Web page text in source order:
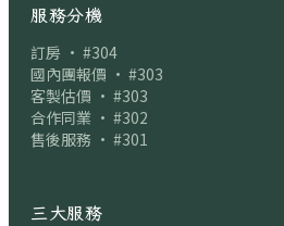
服務分機
訂房 · #304
國內團報價 · #303
客製估價 · #303
合作同業 · #302
售後服務 · #301
三大服務